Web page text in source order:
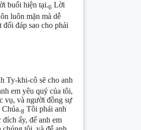
buổi hiện tại.6 Lời
luôn mặn mà dễ
đối đáp sao cho phải
Ty-khi-cô sẽ cho anh
em yêu quý của tôi,
vụ, và người đồng sự
8 Tôi phái anh
ấy, để anh em